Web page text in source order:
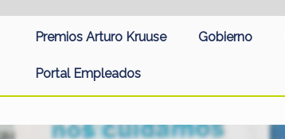
Premios Arturo Kruuse Gobierno
Portal Empleados